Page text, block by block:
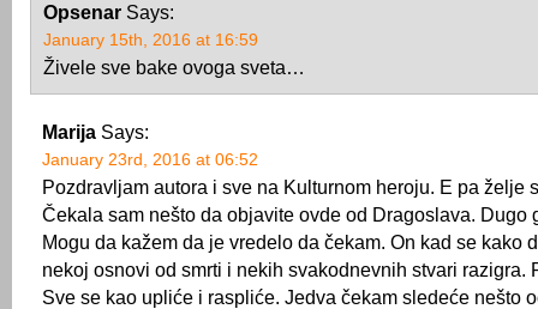
Opsenar Says:
January 15th, 2016 at 16:59
Živele sve bake ovoga sveta…
Marija Says:
January 23rd, 2016 at 06:52
Pozdravljam autora i sve na Kulturnom heroju. E pa želje
Čekala sam nešto da objavite ovde od Dragoslava. Dugo
Mogu da kažem da je vredelo da čekam. On kad se kako
nekoj osnovi od smrti i nekih svakodnevnih stvari razigra.
Sve se kao upliće i raspliće. Jedva čekam sledeće nešto